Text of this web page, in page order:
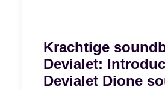
Krachtige
Devialet:
Devialet Dione